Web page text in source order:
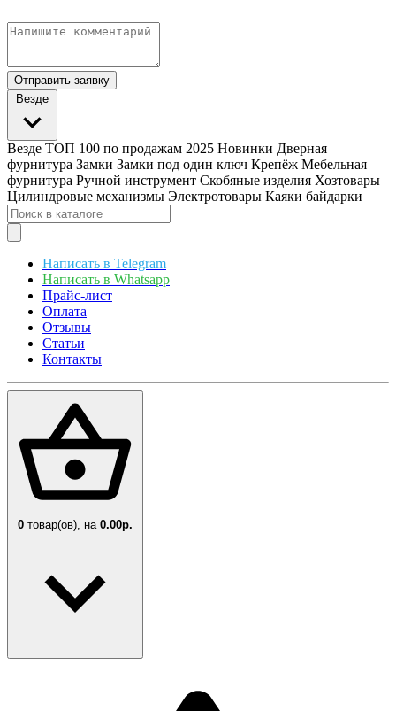
Отправить заявку
Везде
Везде ТОП 100 по продажам 2025 Новинки Дверная
фурнитура Замки Замки под один ключ Крепёж Мебельная
фурнитура Ручной инструмент Скобяные изделия Хозтовары
Цилиндровые механизмы Электротовары Каяки байдарки
Написать в Telegram
Написать в Whatsapp
Прайс-лист
Оплата
Отзывы
Статьи
Контакты
0 товар(ов), на 0.00р.